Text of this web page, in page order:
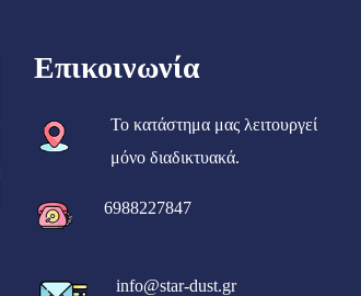
Επικοινωνία
Το κατάστημα μας λειτουργεί
μόνο διαδικτυακά.
6988227847
info@star-dust.gr